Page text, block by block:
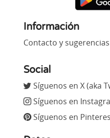
Información
Contacto y sugerencias
Social
Síguenos en X (aka
Síguenos en
Síguenos en